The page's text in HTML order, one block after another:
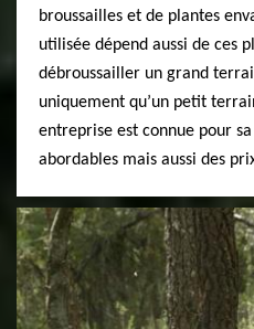
broussailles et de plantes
utilisée dépend aussi de ces
débroussailler un grand
uniquement qu’un petit
entreprise est connue pour
abordables mais aussi des